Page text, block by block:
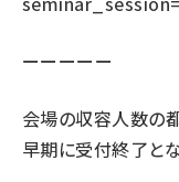
ーーーーー
会場の収容人数の
早期に受付終了と